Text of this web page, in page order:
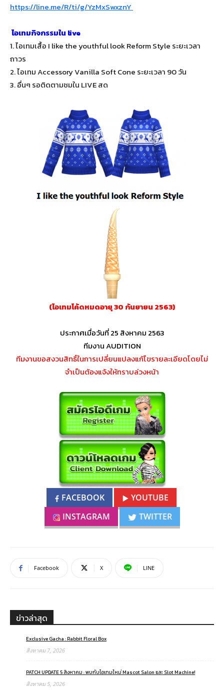
https://line.me/R/ti/g/YzMxSwxznY
ไอเทมกิจกรรมใน live
1. ไอเทมเสื้อ I like the youthful look Reform Style ระยะเวลา
ถาวร
2. ไอเทม Accessory Vanilla Soft Cone ระยะเวลา 90 วัน
3. อื่นๆ รอติดตามชมใน LIVE สด
(ไอเทมโค้ดหมดอายุ 30 กันยายน 2563)
ประกาศเมื่อวันที่ 25 สิงหาคม 2563
ทีมงาน AUDITION
ทีมงานขอสงวนสิทธิ์ในการเปลี่ยนแปลงแก้ไขรายละเอียดโดยไม่
จำเป็นต้องแจ้งให้ทราบล่วงหน้า
FACEBOOK
YOUTUBE
INSTAGRAM
TWITTER
Facebook X LINE
ข่าวล่าสุด
Exclusive Gacha : Rabbit Floral Box
สิงหาคม 7, 2026
PATCH UPDATE 5 สิงหาคม : พบกับไอเทมใหม่ Mascot Salon และ Slot Machine!
สิงหาคม 5, 2026